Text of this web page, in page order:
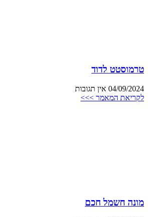
טרמוסטט לדוד
04/09/2024 אין תגובות
לקריאת המאמר >>>
מונה חשמל חכם